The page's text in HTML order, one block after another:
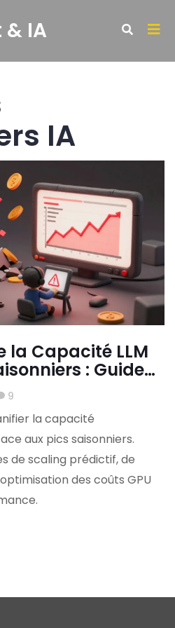
IA
IA
la Capacité LLM
: Guide
9
la capacité
aux pics saisonniers.
de scaling prédictif, de
des coûts GPU